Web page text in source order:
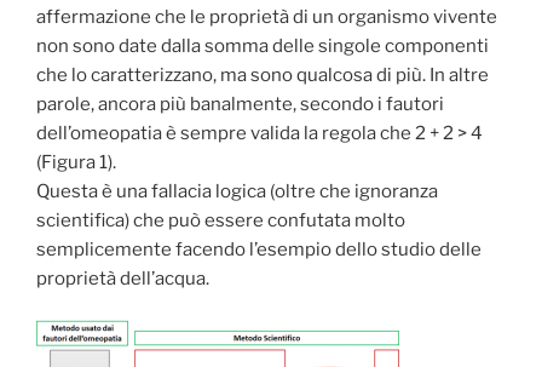
affermazione che le proprietà di un organismo vivente
non sono date dalla somma delle singole componenti
che lo caratterizzano, ma sono qualcosa di più. In altre
parole, ancora più banalmente, secondo i fautori
dell’omeopatia è sempre valida la regola che 2 + 2 > 4
(Figura 1).
Questa è una fallacia logica (oltre che ignoranza
scientifica) che può essere confutata molto
semplicemente facendo l’esempio dello studio delle
proprietà dell’acqua.